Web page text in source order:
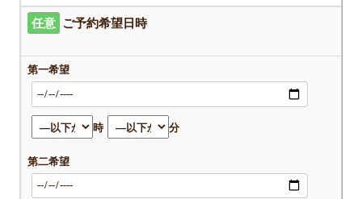
任意 ご予約希望日時
第一希望
時 分
第二希望